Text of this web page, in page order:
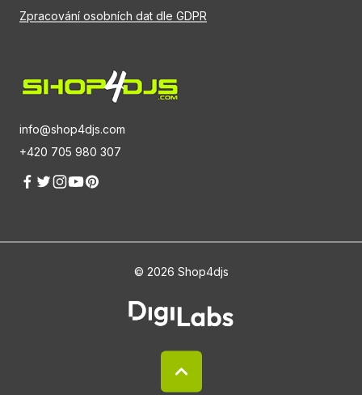
info@shop4djs.com
+420 705 980 307
Zpracování osobních dat dle GDPR
© 2026 Shop4djs